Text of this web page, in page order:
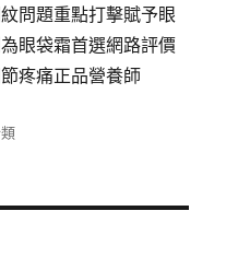
問題重點打擊賦予眼
眼袋霜首選網路評價
疼痛正品營養師